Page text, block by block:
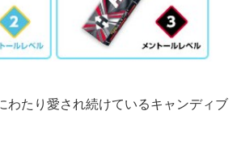
わたり愛され続けているキャンディブ